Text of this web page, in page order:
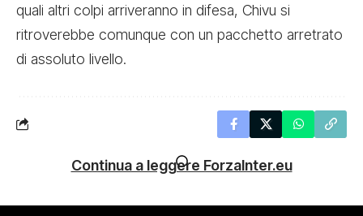
quali altri colpi arriveranno in difesa, Chivu si
ritroverebbe comunque con un pacchetto arretrato
di assoluto livello.
Continua a leggere ForzaInter.eu